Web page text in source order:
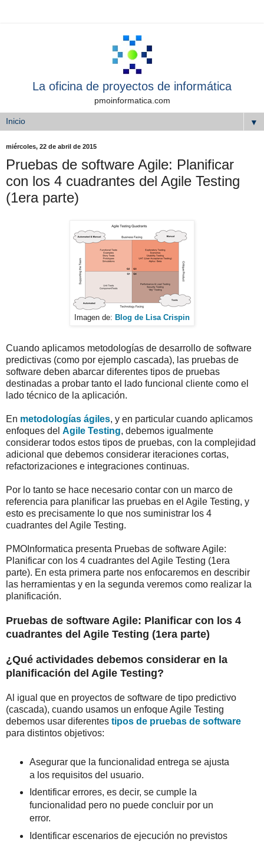
La oficina de proyectos de informática
pmoinformatica.com
▼
miércoles, 22 de abril de 2015
Pruebas de software Agile: Planificar
con los 4 cuadrantes del Agile Testing
(1era parte)
Imagen de: Blog de Lisa Crispin
Cuando aplicamos metodologías de desarrollo de software
predictivas (como por ejemplo cascada), las pruebas de
software deben abarcar diferentes tipos de pruebas
destinadas a probar tanto el lado funcional cliente como el
lado técnico de la aplicación.
En metodologías ágiles, y en particular cuando aplicamos
enfoques del Agile Testing, debemos igualmente
considerar todos estos tipos de pruebas, con la complejidad
adicional que debemos considerar iteraciones cortas,
refactorizaciones e integraciones continuas.
Por lo tanto se hace necesario contar con un marco de
referencia para planificar las pruebas en el Agile Testing, y
esto es precisamente lo que nos suministrar los 4
cuadrantes del Agile Testing.
PMOInformatica presenta Pruebas de software Agile:
Planificar con los 4 cuadrantes del Agile Testing (1era
parte). En esta primera parte nos enfocaremos en describir
las herramientas y en la segunda veremos como realizar la
planificación.
Pruebas de software Agile: Planificar con los 4
cuadrantes del Agile Testing (1era parte)
¿Qué actividades debemos considerar en la
planificación del Agile Testing?
Al igual que en proyectos de software de tipo predictivo
(cascada), cuando usamos un enfoque Agile Testing
debemos usar diferentes tipos de pruebas de software
para distintos objetivos:
Asegurar que la funcionalidad entrega se ajusta
a los requisitos del usuario.
Identificar errores, es decir, se cumple la
funcionalidad pero no puede concluir por un
error.
Identificar escenarios de ejecución no previstos